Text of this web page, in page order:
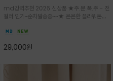
코백
md강력추천 2026 신상품 ★주.문.폭.주 - 전
컬러 인기~순차발송중~~★ 은은한 플라워톤이
고급스럽게 내추럴한 감성의 천연 오가닉 코튼소
해져 완성
29,000원